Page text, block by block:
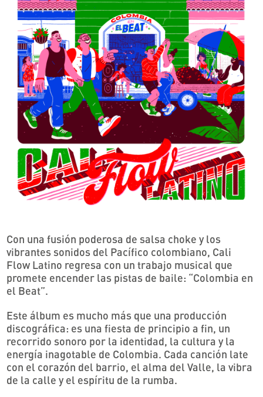
Con una fusión poderosa de salsa choke y los
vibrantes sonidos del Pacífico colombiano, Cali
Flow Latino regresa con un trabajo musical que
promete encender las pistas de baile: “Colombia en
el Beat”.
Este álbum es mucho más que una producción
discográfica: es una fiesta de principio a fin, un
recorrido sonoro por la identidad, la cultura y la
energía inagotable de Colombia. Cada canción late
con el corazón del barrio, el alma del Valle, la vibra
de la calle y el espíritu de la rumba.